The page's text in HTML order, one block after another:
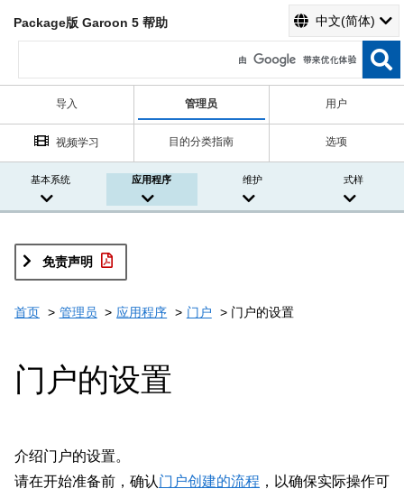
Package版 Garoon 5 帮助 中文(简体)
导入 管理员 用户
视频学习 目的分类指南 选项
基本系统 应用程序 维护 式样
免责声明
首页 管理员 应用程序 门户 门户的设置
门户的设置
介绍门户的设置。
请在开始准备前，确认门户创建的流程 ，以确保实际操作可